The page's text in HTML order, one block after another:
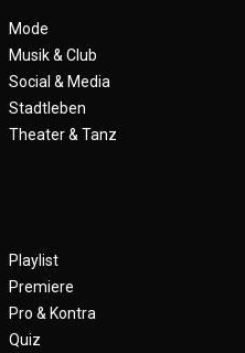
Mode
Musik & Club
Social & Media
Stadtleben
Theater & Tanz
Playlist
Premiere
Pro & Kontra
Quiz